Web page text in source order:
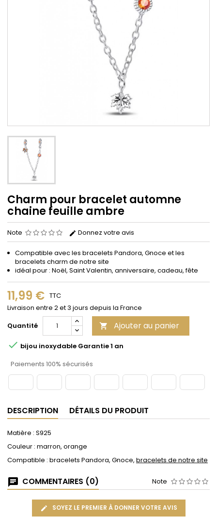
Charm pour bracelet automne
chaine feuille ambre
Note Donnez votre avis
Compatible avec les bracelets Pandora, Gnoce et les
bracelets charm de notre site
idéal pour : Noël, Saint Valentin, anniversaire, cadeau, fête
11,99 € TTC
Livraison entre 2 et 3 jours depuis la France
Quantité
 Ajouter au panier
 bijou inoxydable Garantie 1 an
Paiements 100% sécurisés
DESCRIPTION DÉTAILS DU PRODUIT
Matière : S925
Couleur : marron, orange
Compatible : bracelets Pandora, Gnoce, bracelets de notre site
COMMENTAIRES (0) Note
SOYEZ LE PREMIER À DONNER VOTRE AVIS